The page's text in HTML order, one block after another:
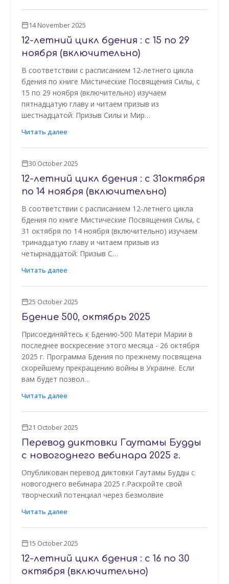
14 November 2025
12-летний цикл бдения : с 15 по 29
ноября (включительно)
В соответствии с расписанием 12-летнего цикла
бдения по книге Мистические Посвящения Силы, с
15 по 29 ноября (включительно) изучаем
пятнадцатую главу и читаем призыв из
шестнадцатой: Призыв Силы и Мир…
Читать далее
30 October 2025
12-летний цикл бдения : с 31октября
по 14 ноября (включительно)
В соответствии с расписанием 12-летнего цикла
бдения по книге Мистические Посвящения Силы, с
31 октября по 14 ноября (включительно) изучаем
тринадцатую главу и читаем призыв из
четырнадцатой: Призыв С…
Читать далее
25 October 2025
Бдение 500, октябрь 2025
Присоединяйтесь к Бдению-500 Матери Марии в
последнее воскресение этого месяца - 26 октября
2025 г. Программа Бдения по прежнему посвящена
скорейшему прекращению войны в Украине. Если
вам будет позвол…
Читать далее
21 October 2025
Перевод диктовки Гаутамы Будды
с новогоднего вебинара 2025 г.
Опубликован перевод диктовки Гаутамы Будды с
новогоднего вебинара 2025 г.Раскройте свой
творческий потенциал через безмолвие
Читать далее
15 October 2025
12-летний цикл бдения : с 16 по 30
октября (включительно)